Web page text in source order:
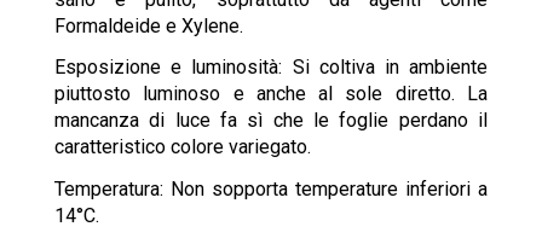
Formaldeide e Xylene.
Esposizione e luminosità: Si coltiva in ambiente
piuttosto luminoso e anche al sole diretto. La
mancanza di luce fa sì che le foglie perdano il
caratteristico colore variegato.
Temperatura: Non sopporta temperature inferiori a
14°C.